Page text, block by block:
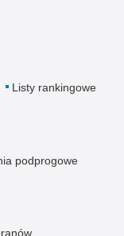
Listy rankingowe
podprogowe